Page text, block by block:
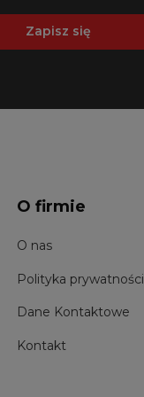
Zapisz się
O firmie
O nas
Polityka prywatności
Dane Kontaktowe
Kontakt